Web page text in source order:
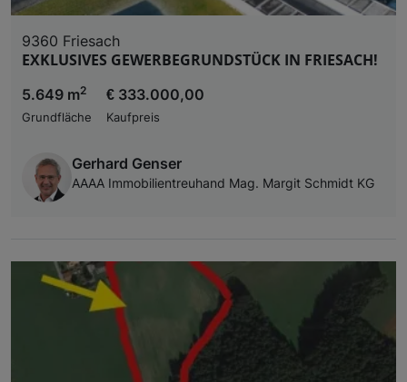
9360 Friesach
EXKLUSIVES GEWERBEGRUNDSTÜCK IN FRIESACH!
5.649 m2
Grundfläche
€ 333.000,00
Kaufpreis
Gerhard Genser
AAAA Immobilientreuhand Mag. Margit Schmidt KG